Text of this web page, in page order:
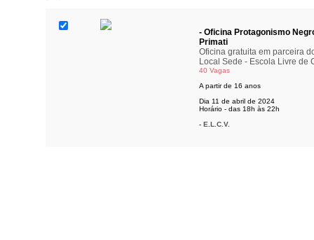
- Oficina Protagonismo
Primati
Oficina gratuita em parceira
Local Sede - Escola Livre de
40 Vagas
A partir de 16 anos
Dia 11 de abril de 2024
Horário - das 18h às 22h
- E.L.C.V.